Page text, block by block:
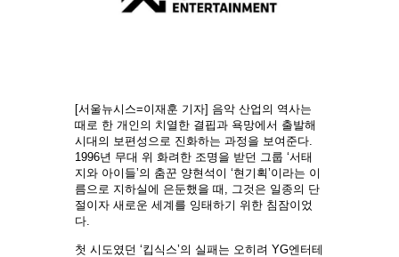
[서울뉴시스=이재훈 기자] 음악 산업의 역사는
때로 한 개인의 치열한 결핍과 욕망에서 출발해
시대의 보편성으로 진화하는 과정을 보여준다.
1996년 무대 위 화려한 조명을 받던 그룹 ‘서태
지와 아이들’의 춤꾼 양현석이 ‘현기획’이라는 이
름으로 지하실에 은둔했을 때, 그것은 일종의 단
절이자 새로운 세계를 잉태하기 위한 침잠이었
다.
첫 시도였던 ‘킵식스’의 실패는 오히려 YG엔터테